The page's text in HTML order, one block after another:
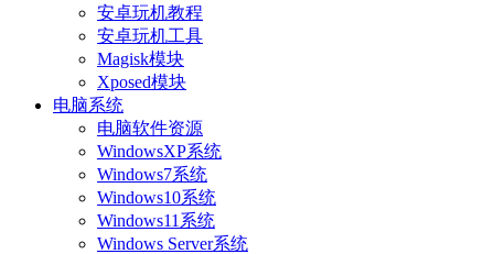
安卓玩机教程
安卓玩机工具
Magisk模块
Xposed模块
电脑系统
电脑软件资源
WindowsXP系统
Windows7系统
Windows10系统
Windows11系统
Windows Server系统